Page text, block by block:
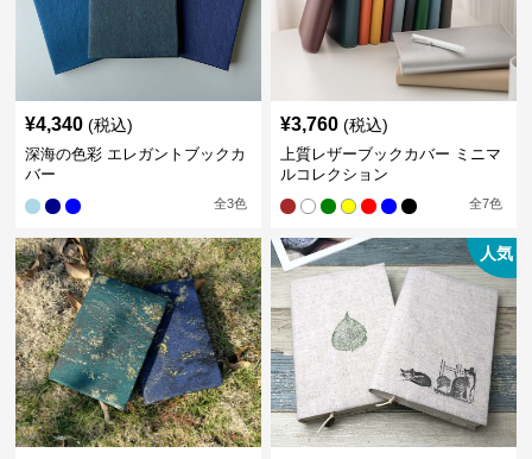
¥4,340 (税込)
深海の色彩 エレガントブックカ
バー
全3色
¥3,760 (税込)
上質レザーブックカバー ミニマ
ルコレクション
全7色
人気